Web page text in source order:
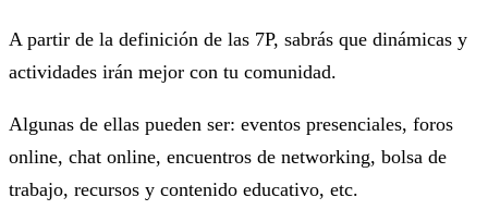
A partir de la definición de las 7P, sabrás que dinámicas y
actividades irán mejor con tu comunidad.
Algunas de ellas pueden ser: eventos presenciales, foros
online, chat online, encuentros de networking, bolsa de
trabajo, recursos y contenido educativo, etc.